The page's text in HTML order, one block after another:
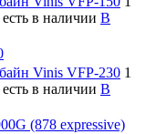
в наличии В
Vinis VFP-230 1
в наличии В
(878 expressive)